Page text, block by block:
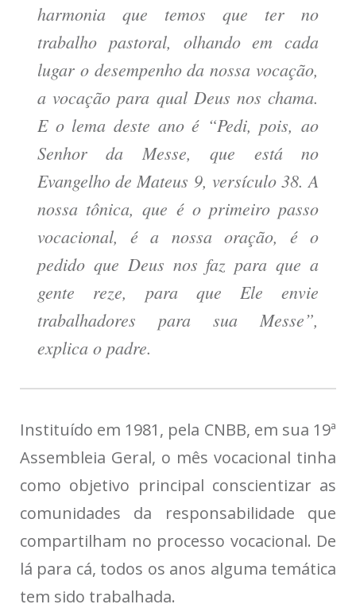
harmonia que temos que ter no
trabalho pastoral, olhando em cada
lugar o desempenho da nossa vocação,
a vocação para qual Deus nos chama.
E o lema deste ano é “Pedi, pois, ao
Senhor da Messe, que está no
Evangelho de Mateus 9, versículo 38. A
nossa tônica, que é o primeiro passo
vocacional, é a nossa oração, é o
pedido que Deus nos faz para que a
gente reze, para que Ele envie
trabalhadores para sua Messe”,
explica o padre.
Instituído em 1981, pela CNBB, em sua 19ª
Assembleia Geral, o mês vocacional tinha
como objetivo principal conscientizar as
comunidades da responsabilidade que
compartilham no processo vocacional. De
lá para cá, todos os anos alguma temática
tem sido trabalhada.